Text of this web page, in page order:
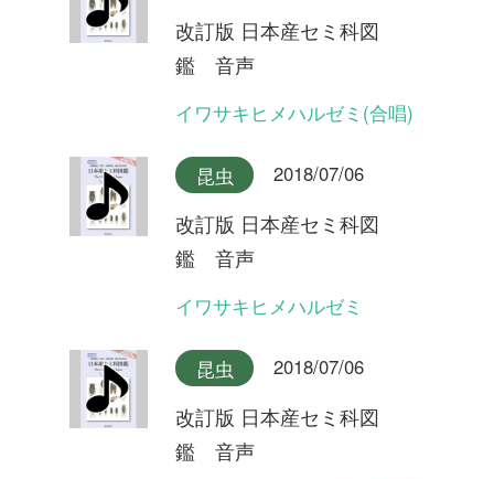
改訂版 日本産セミ科図
鑑 音声
改訂版 日本産セミ科図
鑑 音声
エゾハルゼミ(合唱)
昆虫 2018/07/06
改訂版 日本産セミ科図
鑑 音声
エゾハルゼミ(合唱)